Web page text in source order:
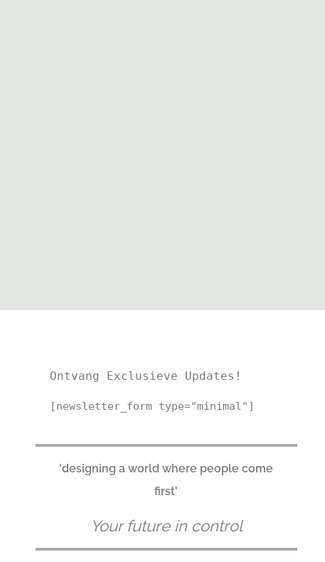
Ontvang Exclusieve Updates!
[newsletter_form type="minimal"]
'designing a world where people come
first'
Your future in control